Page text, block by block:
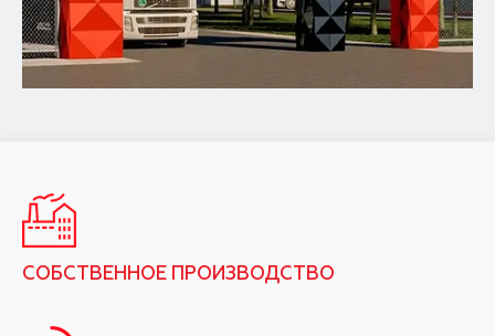
СОБСТВЕННОЕ ПРОИЗВОДСТВО